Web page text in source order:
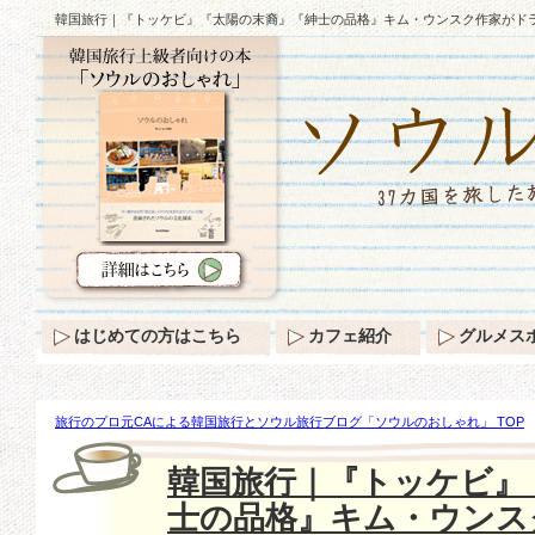
韓国旅行｜『トッケビ』『太陽の末裔』『紳士の品格』キム・ウンスク作家がド
旅行のプロ元CAによる韓国旅行とソウル旅行ブログ「ソウルのおしゃれ」 TOP
『トッケビ』『太陽の末裔』『紳士の品格』キム・ウンスク作家がドラマに置く
韓国旅行｜『トッケビ
士の品格』キム・ウン
はじめての方はこちら カフェ紹介 グルメス